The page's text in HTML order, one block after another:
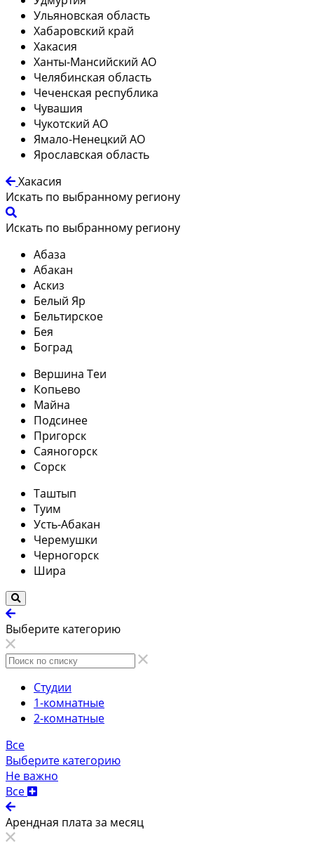
Ульяновская область
Хабаровский край
Хакасия
Ханты-Мансийский АО
Челябинская область
Чеченская республика
Чувашия
Чукотский АО
Ямало-Ненецкий АО
Ярославская область
Хакасия
Искать по выбранному региону
Искать по выбранному региону
Абаза
Абакан
Аскиз
Белый Яр
Бельтирское
Бея
Боград
Вершина Теи
Копьево
Майна
Подсинее
Пригорск
Саяногорск
Сорск
Таштып
Туим
Усть-Абакан
Черемушки
Черногорск
Шира
Выберите категорию
Студии
1-комнатные
2-комнатные
Все
Выберите категорию
Не важно
Все
Арендная плата за месяц